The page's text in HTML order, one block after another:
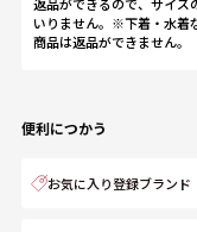
いりません。※下着・水着
商品は返品ができません。
便利につかう
お気に入り登録ブランド